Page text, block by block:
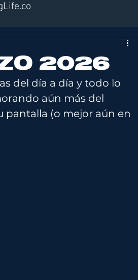
2026
del día a día y todo lo
aún más del
pantalla (o mejor aún en